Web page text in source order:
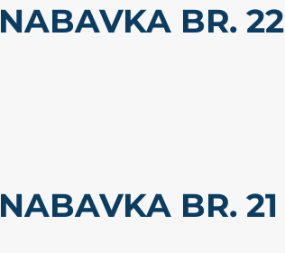
NABAVKA BR. 22
NABAVKA BR. 21